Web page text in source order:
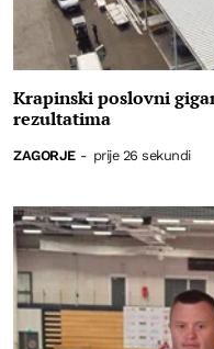
Krapinski poslovni
rezultatima
ZAGORJE - prije 26 sekundi